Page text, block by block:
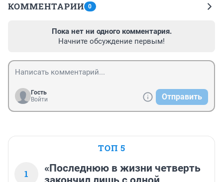
КОММЕНТАРИИ 0
Пока нет ни одного комментария.
Начните обсуждение первым!
Гость
Войти
Отправить
ТОП 5
1
«Последнюю в жизни четверть